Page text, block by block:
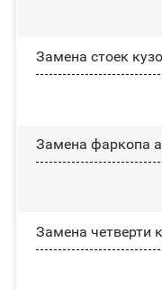
Замена стоек
Замена фаркопа
Замена четверти